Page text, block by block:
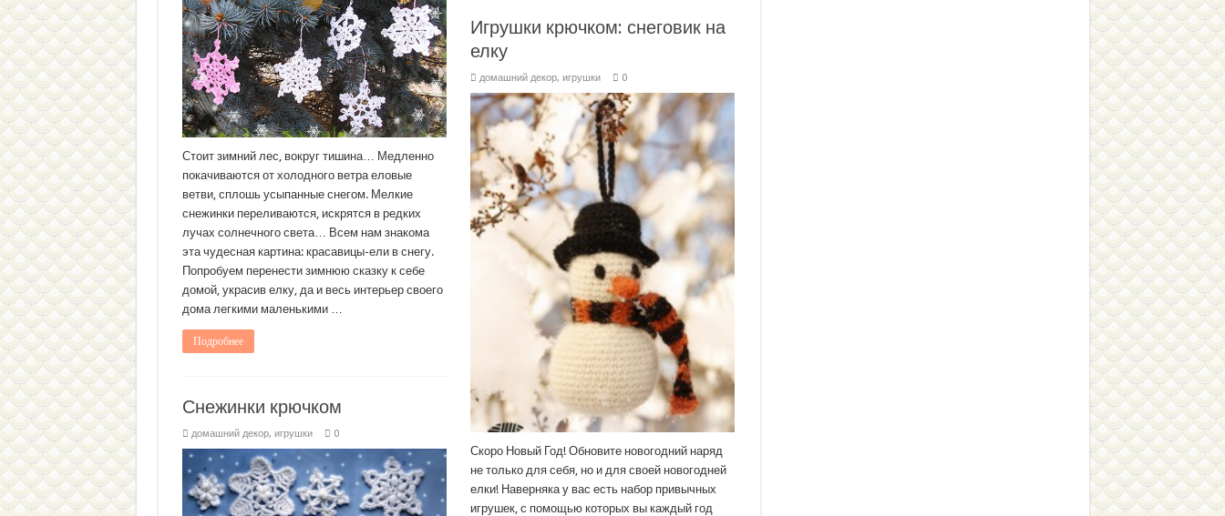
Стоит зимний лес, вокруг тишина… Медленно
покачиваются от холодного ветра еловые
ветви, сплошь усыпанные снегом. Мелкие
снежинки переливаются, искрятся в редких
лучах солнечного света… Всем нам знакома
эта чудесная картина: красавицы-ели в снегу.
Попробуем перенести зимнюю сказку к себе
домой, украсив елку, да и весь интерьер своего
дома легкими маленькими …
Подробнее
Игрушки крючком: снеговик на
елку
домашний декор, игрушки 0
Скоро Новый Год! Обновите новогодний наряд
не только для себя, но и для своей новогодней
елки! Наверняка у вас есть набор привычных
игрушек, с помощью которых вы каждый год
Снежинки крючком
домашний декор, игрушки 0